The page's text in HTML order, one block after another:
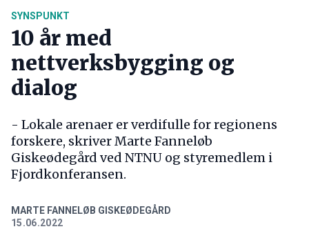
SYNSPUNKT
10 år med
nettverksbygging og
dialog
- Lokale arenaer er verdifulle for regionens
forskere, skriver Marte Fanneløb
Giskeødegård ved NTNU og styremedlem i
Fjordkonferansen.
MARTE FANNELØB GISKEØDEGÅRD
15.06.2022